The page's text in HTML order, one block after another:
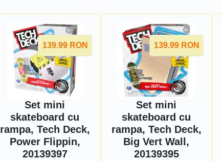
139.99 RON
Set mini
skateboard cu
rampa, Tech Deck,
Power Flippin,
20139397
139.99 RON
Set mini
skateboard cu
rampa, Tech Deck,
Big Vert Wall,
20139395